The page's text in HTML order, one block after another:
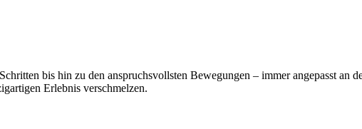
bis hin zu den anspruchsvollsten Bewegungen – immer angepasst an
Erlebnis verschmelzen.